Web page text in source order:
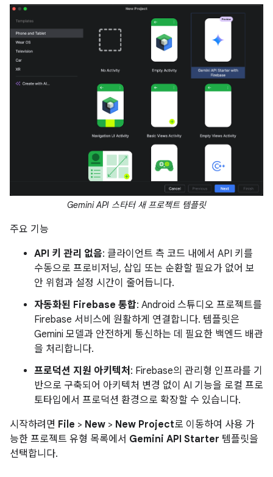
Gemini API 스타터 새 프로젝트 템플릿
주요 기능
API 키 관리 없음: 클라이언트 측 코드 내에서 API 키를
수동으로 프로비저닝, 삽입 또는 순환할 필요가 없어 보
안 위험과 설정 시간이 줄어듭니다.
자동화된 Firebase 통합: Android 스튜디오 프로젝트를
Firebase 서비스에 원활하게 연결합니다. 템플릿은
Gemini 모델과 안전하게 통신하는 데 필요한 백엔드 배관
을 처리합니다.
프로덕션 지원 아키텍처 : Firebase의 관리형 인프라를 기
반으로 구축되어 아키텍처 변경 없이 AI 기능을 로컬 프로
토타입에서 프로덕션 환경으로 확장할 수 있습니다.
시작하려면 File > New > New Project로 이동하여 사용 가
능한 프로젝트 유형 목록에서 Gemini API Starter 템플릿을
선택합니다.